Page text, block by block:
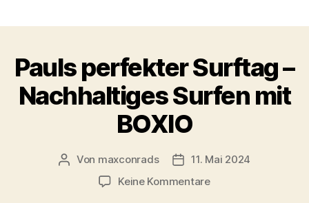
Pauls perfekter Surftag –
Nachhaltiges Surfen mit
BOXIO
Beitragsautor
Von maxconrads Beitragsdatum
11. Mai 2024
Keine Kommentarezu